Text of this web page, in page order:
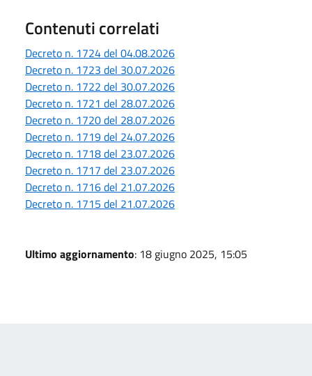
Contenuti correlati
Decreto n. 1724 del 04.08.2026
Decreto n. 1723 del 30.07.2026
Decreto n. 1722 del 30.07.2026
Decreto n. 1721 del 28.07.2026
Decreto n. 1720 del 28.07.2026
Decreto n. 1719 del 24.07.2026
Decreto n. 1718 del 23.07.2026
Decreto n. 1717 del 23.07.2026
Decreto n. 1716 del 21.07.2026
Decreto n. 1715 del 21.07.2026
Ultimo aggiornamento: 18 giugno 2025, 15:05